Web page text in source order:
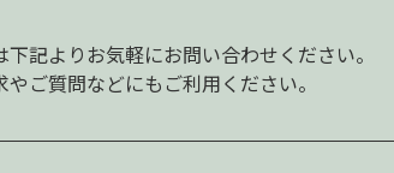
記よりお気軽にお問い合わせください。
やご質問などにもご利用ください。